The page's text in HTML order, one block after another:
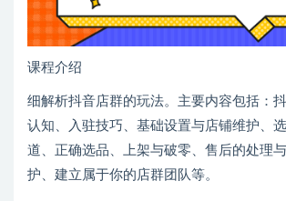
课程介绍
细解析抖音店群的玩法。主要内容包括：
认知、入驻技巧、基础设置与店铺维护、
道、正确选品、上架与破零、售后的处理
护、建立属于你的店群团队等。